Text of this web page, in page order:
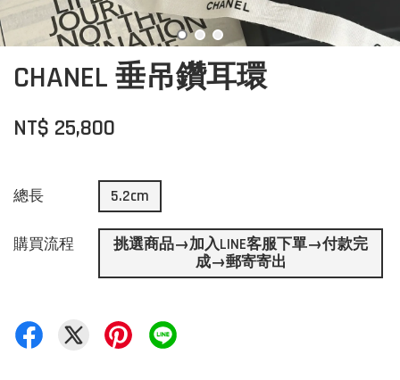
CHANEL 垂吊鑽耳環
NT$ 25,800
總長 5.2cm
購買流程
挑選商品→加入LINE客服下單→付款完
成→郵寄寄出